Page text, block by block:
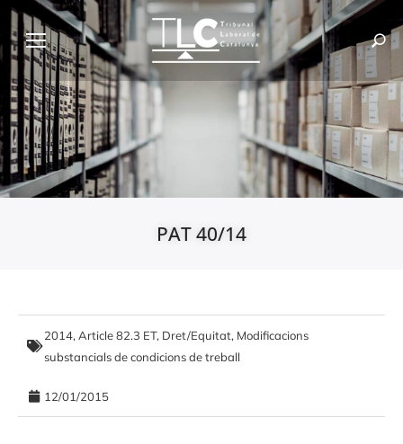
PAT 40/14
2014, Article 82.3 ET, Dret/Equitat, Modificacions
substancials de condicions de treball
12/01/2015